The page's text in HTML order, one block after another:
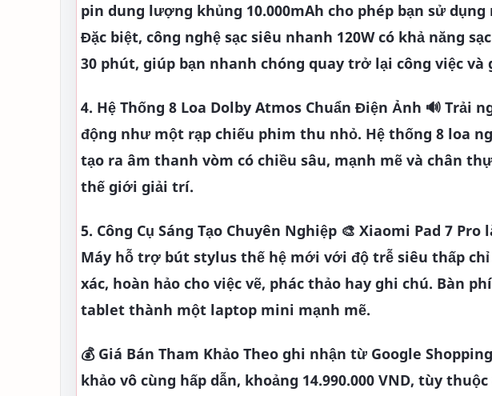
pin dung lượng khủng 10.000mAh cho phép bạn sử
Đặc biệt, công nghệ sạc siêu nhanh 120W có khả năng
30 phút, giúp bạn nhanh chóng quay trở lại công việc và
4. Hệ Thống 8 Loa Dolby Atmos Chuẩn Điện Ảnh 🔊 Trải
động như một rạp chiếu phim thu nhỏ. Hệ thống 8 loa
tạo ra âm thanh vòm có chiều sâu, mạnh mẽ và chân
thế giới giải trí.
5. Công Cụ Sáng Tạo Chuyên Nghiệp 🎨 Xiaomi Pad 7
Máy hỗ trợ bút stylus thế hệ mới với độ trễ siêu thấp
xác, hoàn hảo cho việc vẽ, phác thảo hay ghi chú. Bàn
tablet thành một laptop mini mạnh mẽ.
💰 Giá Bán Tham Khảo Theo ghi nhận từ Google
khảo vô cùng hấp dẫn, khoảng 14.990.000 VND, tùy